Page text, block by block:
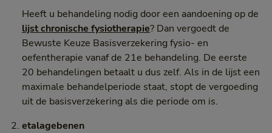
Heeft u behandeling nodig door een aandoening op de
lijst chronische fysiotherapie? Dan vergoedt de
Bewuste Keuze Basisverzekering fysio- en
oefentherapie vanaf de 21e behandeling. De eerste
20 behandelingen betaalt u dus zelf. Als in de lijst een
maximale behandelperiode staat, stopt de vergoeding
uit de basisverzekering als die periode om is.
etalagebenen